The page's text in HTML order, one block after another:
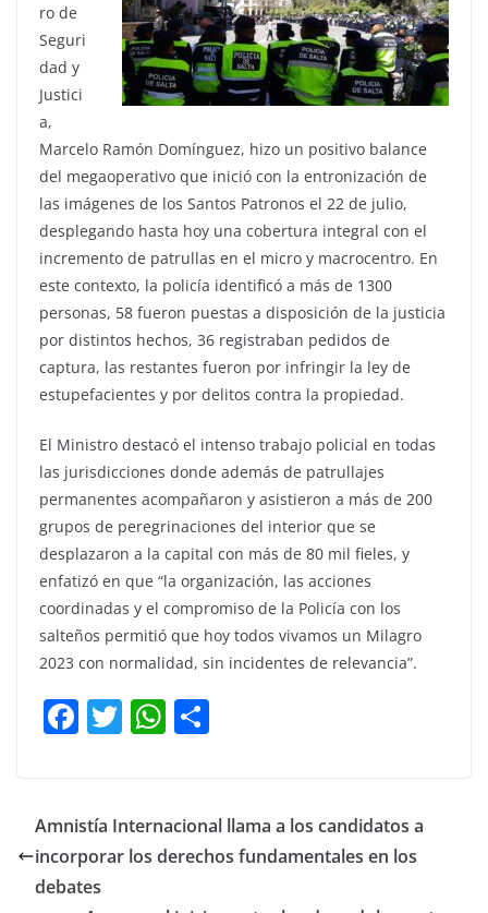
ro de
Seguri
dad y
Justici
a,
Marcelo Ramón Domínguez, hizo un positivo balance
del megaoperativo que inició con la entronización de
las imágenes de los Santos Patronos el 22 de julio,
desplegando hasta hoy una cobertura integral con el
incremento de patrullas en el micro y macrocentro. En
este contexto, la policía identificó a más de 1300
personas, 58 fueron puestas a disposición de la justicia
por distintos hechos, 36 registraban pedidos de
captura, las restantes fueron por infringir la ley de
estupefacientes y por delitos contra la propiedad.
El Ministro destacó el intenso trabajo policial en todas
las jurisdicciones donde además de patrullajes
permanentes acompañaron y asistieron a más de 200
grupos de peregrinaciones del interior que se
desplazaron a la capital con más de 80 mil fieles, y
enfatizó en que “la organización, las acciones
coordinadas y el compromiso de la Policía con los
salteños permitió que hoy todos vivamos un Milagro
2023 con normalidad, sin incidentes de relevancia”.
F
e
b
o
T
er
W
s
A
p
ar
Amnistía Internacional llama a los candidatos a
incorporar los derechos fundamentales en los
debates